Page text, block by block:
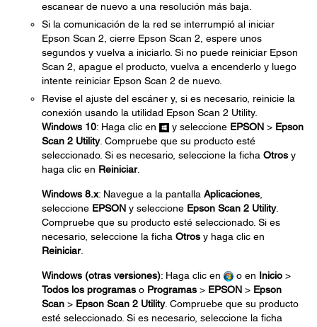
escanear de nuevo a una resolución más baja.
Si la comunicación de la red se interrumpió al iniciar
Epson Scan 2, cierre Epson Scan 2, espere unos
segundos y vuelva a iniciarlo. Si no puede reiniciar Epson
Scan 2, apague el producto, vuelva a encenderlo y luego
intente reiniciar Epson Scan 2 de nuevo.
Revise el ajuste del escáner y, si es necesario, reinicie la
conexión usando la utilidad Epson Scan 2 Utility.
Windows 10: Haga clic en y seleccione EPSON > Epson
Scan 2 Utility. Compruebe que su producto esté
seleccionado. Si es necesario, seleccione la ficha Otros y
haga clic en Reiniciar.
Windows 8.x: Navegue a la pantalla Aplicaciones
seleccione EPSON y seleccione Epson Scan 2 Utility.
Compruebe que su producto esté seleccionado. Si es
necesario, seleccione la ficha Otros y haga clic en
Reiniciar.
Windows (otras versiones): Haga clic en o en Inicio >
Todos los programas o Programas > EPSON > Epson
Scan > Epson Scan 2 Utility. Compruebe que su producto
esté seleccionado. Si es necesario, seleccione la ficha